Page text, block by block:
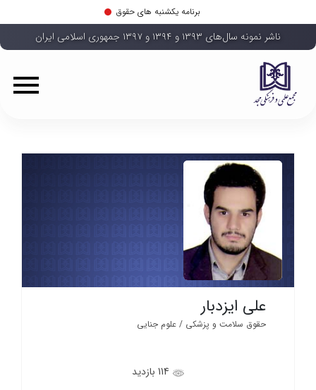
برنامه یکشنبه های حقوق
ناشر نمونه سال‌های ۱۳۹۳ و ۱۳۹۴ و ۱۳۹۷ جمهوری اسلامی ایران
علی ایزدبار
حقوق سلامت و پزشکی / علوم جنایی